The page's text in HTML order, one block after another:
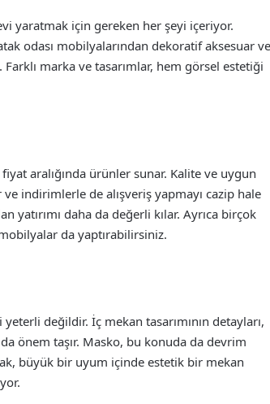
yaratmak için gereken her şeyi içeriyor.
odası mobilyalarından dekoratif aksesuar ve
marka ve tasarımlar, hem görsel estetiği
aralığında ürünler sunar. Kalite ve uygun
indirimlerle de alışveriş yapmayı cazip hale
yatırımı daha da değerli kılar. Ayrıca birçok
da yaptırabilirsiniz.
değildir. İç mekan tasarımının detayları,
önem taşır. Masko, bu konuda da devrim
büyük bir uyum içinde estetik bir mekan